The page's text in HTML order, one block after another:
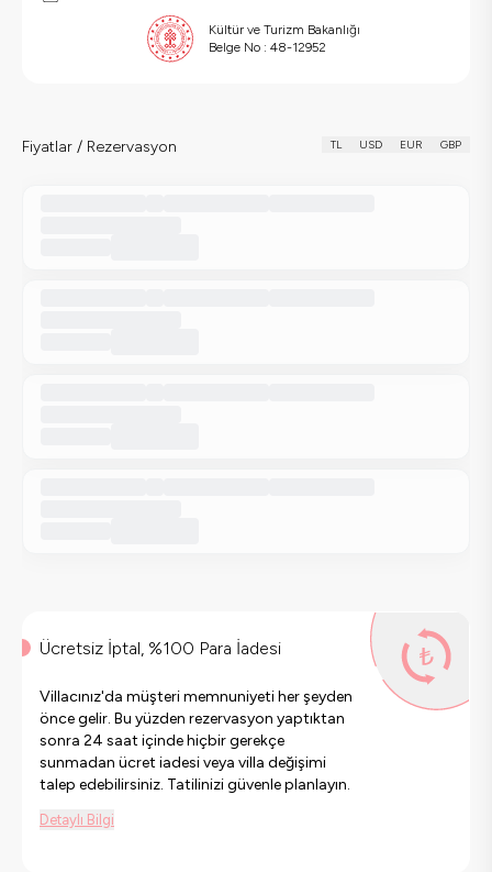
Kültür ve Turizm Bakanlığı
Belge No : 48-12952
Fiyatlar / Rezervasyon TL USD EUR GBP
Ücretsiz İptal, %100 Para İadesi
Villacınız'da müşteri memnuniyeti her şeyden
önce gelir. Bu yüzden rezervasyon yaptıktan
sonra 24 saat içinde hiçbir gerekçe
sunmadan ücret iadesi veya villa değişimi
talep edebilirsiniz. Tatilinizi güvenle planlayın.
Detaylı Bilgi